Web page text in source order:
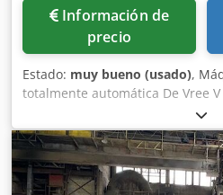
Información de
precio
Estado: muy bueno (usado),
totalmente automática De Vree
Rango de llenado: 1-20 litros
colocar tapas Dispositivo
excelente estado, directamente